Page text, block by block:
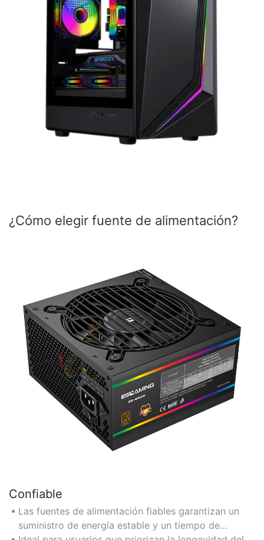
¿Cómo elegir fuente de alimentación?
Confiable
Las fuentes de alimentación fiables garantizan un
suministro de energía estable y un tiempo de